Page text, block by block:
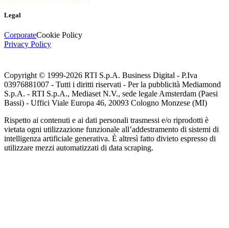
Legal
CorporateCookie Policy
Privacy Policy
Copyright © 1999-2026 RTI S.p.A. Business Digital - P.Iva
03976881007 - Tutti i diritti riservati - Per la pubblicità Mediamond
S.p.A. - RTI S.p.A., Mediaset N.V., sede legale Amsterdam (Paesi
Bassi) - Uffici Viale Europa 46, 20093 Cologno Monzese (MI)
Rispetto ai contenuti e ai dati personali trasmessi e/o riprodotti è
vietata ogni utilizzazione funzionale all’addestramento di sistemi di
intelligenza artificiale generativa. È altresì fatto divieto espresso di
utilizzare mezzi automatizzati di data scraping.